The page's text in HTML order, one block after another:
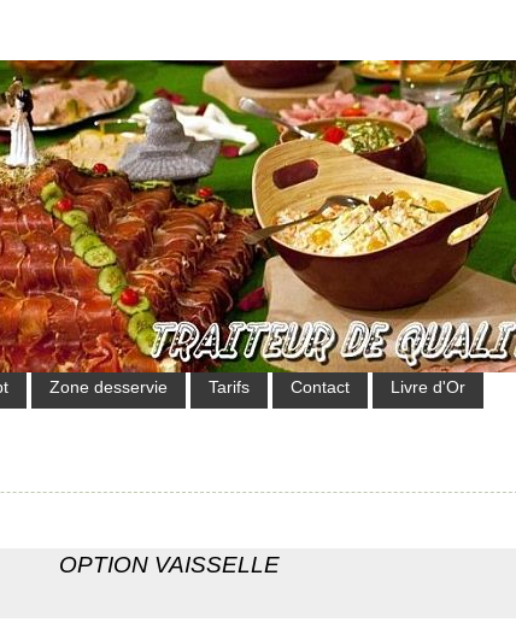
Zone desservie Tarifs Contact Livre d'Or
OPTION VAISSELLE